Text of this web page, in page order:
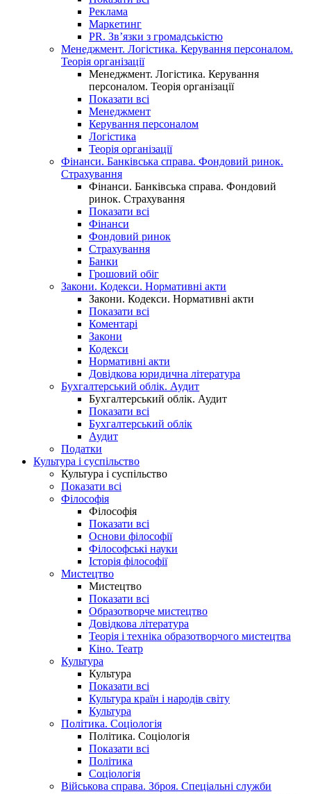
Реклама
Маркетинг
PR. Зв’язки з громадськістю
Менеджмент. Логістика. Керування персоналом.
Теорія організації
Менеджмент. Логістика. Керування
персоналом. Теорія організації
Показати всі
Менеджмент
Керування персоналом
Логістика
Теорія організації
Фінанси. Банківська справа. Фондовий ринок.
Страхування
Фінанси. Банківська справа. Фондовий
ринок. Страхування
Показати всі
Фінанси
Фондовий ринок
Страхування
Банки
Грошовий обіг
Закони. Кодекси. Нормативні акти
Закони. Кодекси. Нормативні акти
Показати всі
Коментарі
Закони
Кодекси
Нормативні акти
Довідкова юридична література
Бухгалтерський облік. Аудит
Бухгалтерський облік. Аудит
Показати всі
Бухгалтерський облік
Аудит
Податки
Культура і суспільство
Культура і суспільство
Показати всі
Філософія
Філософія
Показати всі
Основи філософії
Філософські науки
Історія філософії
Мистецтво
Мистецтво
Показати всі
Образотворче мистецтво
Довідкова література
Теорія і техніка образотворчого мистецтва
Кіно. Театр
Культура
Культура
Показати всі
Культура країн і народів світу
Культура
Політика. Соціологія
Політика. Соціологія
Показати всі
Політика
Соціологія
Військова справа. Зброя. Спеціальні служби